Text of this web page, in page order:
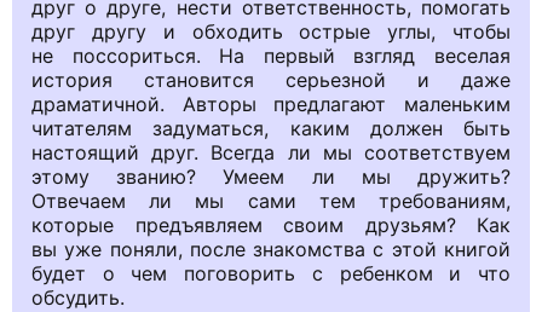
друг о друге, нести ответственность, помогать
друг другу и обходить острые углы, чтобы
не поссориться. На первый взгляд веселая
история становится серьезной и даже
драматичной. Авторы предлагают маленьким
читателям задуматься, каким должен быть
настоящий друг. Всегда ли мы соответствуем
этому званию? Умеем ли мы дружить?
Отвечаем ли мы сами тем требованиям,
которые предъявляем своим друзьям? Как
вы уже поняли, после знакомства с этой книгой
будет о чем поговорить с ребенком и что
обсудить.